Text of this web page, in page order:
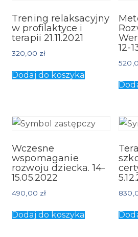
Trening relaksacyjny
w profilaktyce i
terapii 21.11.2021
320,00 zł
Dodaj do koszyka
12-
Wczesne
wspomaganie
rozwoju dziecka. 14-
15.05.2022
490,00 zł
Dodaj do koszyka